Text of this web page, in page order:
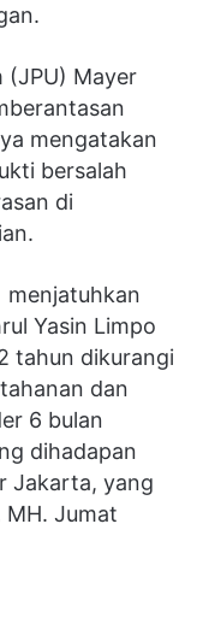
(JPU) Mayer
mengatakan
bersalah
di
menjatuhkan
Yasin Limpo
tahun dikurangi
dan
6 bulan
dihadapan
Jakarta, yang
MH. Jumat